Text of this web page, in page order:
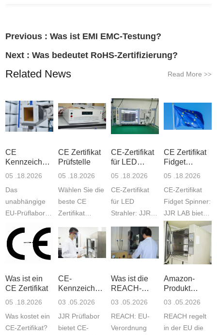
Previous :Was ist EMI EMC-Testung?
Next :Was bedeutet RoHS-Zertifizierung?
Related News Read More >>
CE
Kennzeichnung
RoHS
05 .18.2026
Das
unabhängige
EU-Prüflabor
RoHS-Tests für
die CE-
Kennzeichnung.
sich üb...
CE Zertifikat
Prüfstelle
05 .18.2026
Wählen Sie die
beste CE
Zertifikat
JJR Amazon
Compliance
Labor bietet
CE-Zertifikat
für LED
Strahler
05 .18.2026
CE-Zertifikat
für LED
Strahler: JJR
Tests und klare
Kosten.
Geprüft
Standards (E...
CE Zertifikat
Fidget
Spinner
05 .18.2026
CE-Zertifikat
Fidget Spinner:
JJR LAB bietet
EU-Tests inkl.
Kosten.
Prüfstandards
(wie EN 71)
Was ist ein
CE Zertifikat​
05 .18.2026
Was kostet ein
CE-Zertifikat?
CE-
Kennzeichnungs
dienstleister
03 .05.2026
JJR Prüflabor
bietet CE-
Was ist die
REACH-
Verordnung?
03 .05.2026
REACH: EU-
Verordnung
Amazon-
Produkt
LFGB und
03 .05.2026
REACH regelt
in der EU die